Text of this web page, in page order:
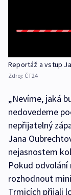
Reportáž a vstup
Zdroj: ČT24
„Nevíme, jaká
nedovedeme
nepřijatelný
Jana
nejasnostem
Pokud odvolání
rozhodnout
Trmicích přijali